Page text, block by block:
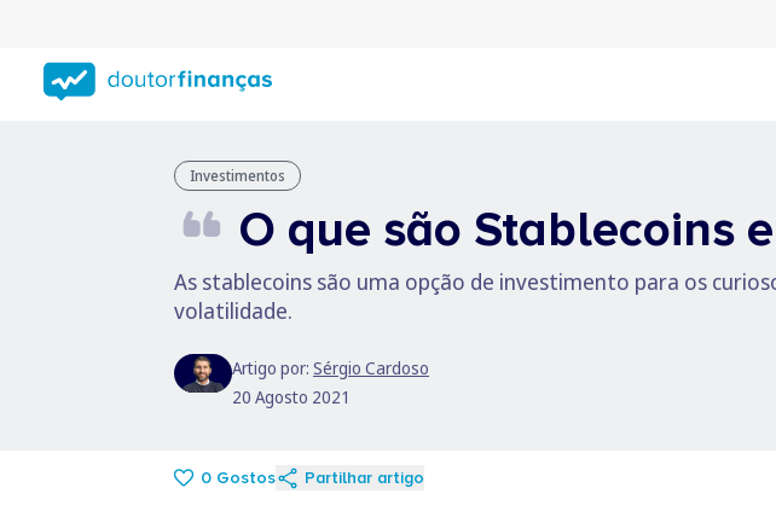
conteúdo
principal
Investimentos
O que são Stablecoins
As stablecoins são uma opção de investimento para os
volatilidade.
Artigo por: Sérgio Cardoso
20 Agosto 2021
0 Gostos Partilhar artigo